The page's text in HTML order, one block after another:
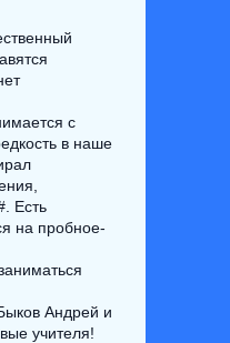
с
в наше
Есть
на пробное-
Андрей и
учителя!